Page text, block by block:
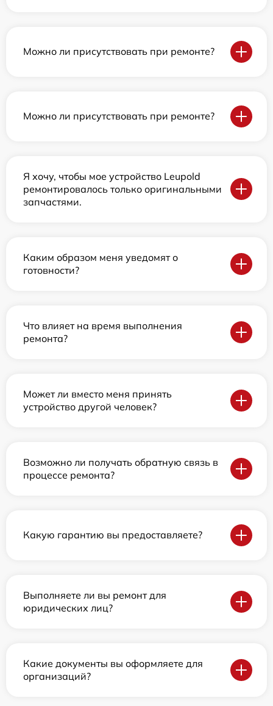
Можно ли присутствовать при ремонте?
Можно ли присутствовать при ремонте?
Я хочу, чтобы мое устройство Leupold
ремонтировалось только оригинальными
запчастями.
Каким образом меня уведомят о
готовности?
Что влияет на время выполнения
ремонта?
Может ли вместо меня принять
устройство другой человек?
Возможно ли получать обратную связь в
процессе ремонта?
Какую гарантию вы предоставляете?
Выполняете ли вы ремонт для
юридических лиц?
Какие документы вы оформляете для
организаций?